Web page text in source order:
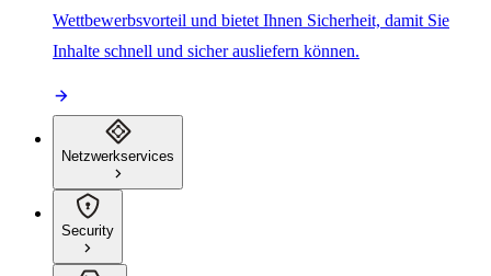
Wettbewerbsvorteil und bietet Ihnen Sicherheit, damit Sie
Inhalte schnell und sicher ausliefern können.
Netzwerkservices
Security